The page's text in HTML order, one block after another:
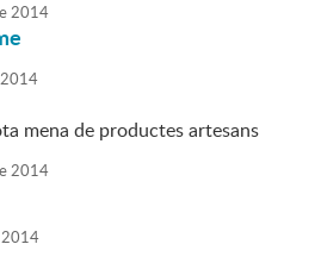
2014
2014
mena de productes artesans
2014
2014